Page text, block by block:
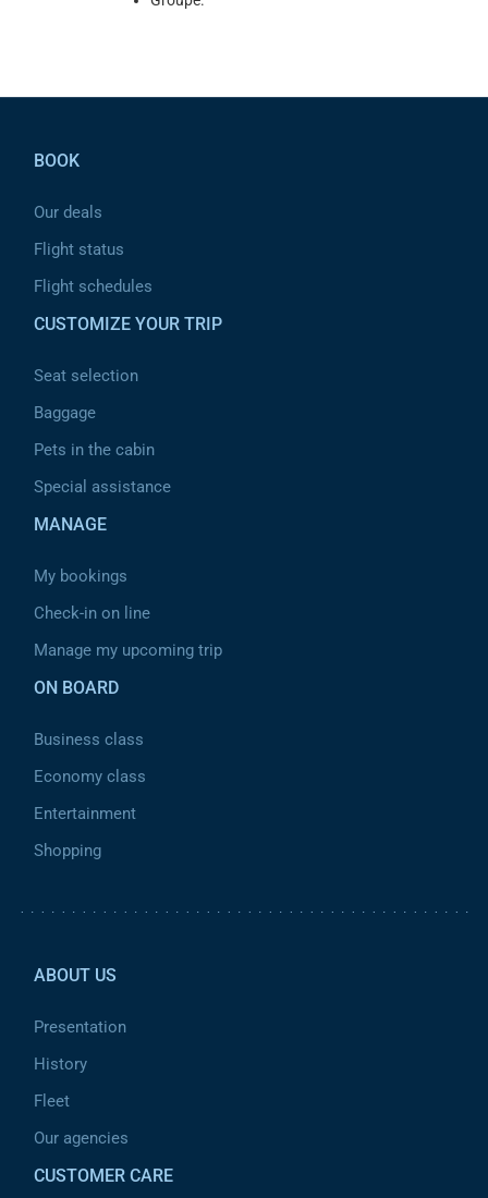
BOOK
Our deals
Flight status
Flight schedules
CUSTOMIZE YOUR TRIP
Seat selection
Baggage
Pets in the cabin
Special assistance
MANAGE
My bookings
Check-in on line
Manage my upcoming trip
ON BOARD
Business class
Economy class
Entertainment
Shopping
ABOUT US
Presentation
History
Fleet
Our agencies
CUSTOMER CARE